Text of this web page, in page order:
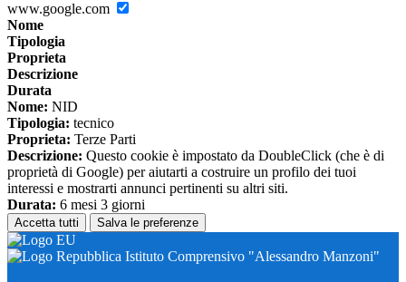
www.google.com
Nome
Tipologia
Proprieta
Descrizione
Durata
Nome: NID
Tipologia: tecnico
Proprieta: Terze Parti
Descrizione: Questo cookie è impostato da DoubleClick (che è di
proprietà di Google) per aiutarti a costruire un profilo dei tuoi
interessi e mostrarti annunci pertinenti su altri siti.
Durata: 6 mesi 3 giorni
Accetta tutti Salva le preferenze
Istituto Comprensivo "Alessandro Manzoni"